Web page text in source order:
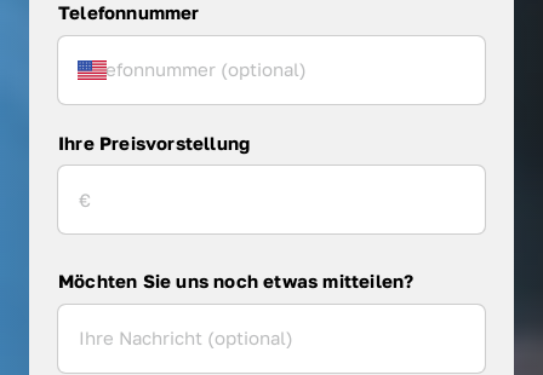
Telefonnummer
Ihre Preisvorstellung
Möchten Sie uns noch etwas mitteilen?